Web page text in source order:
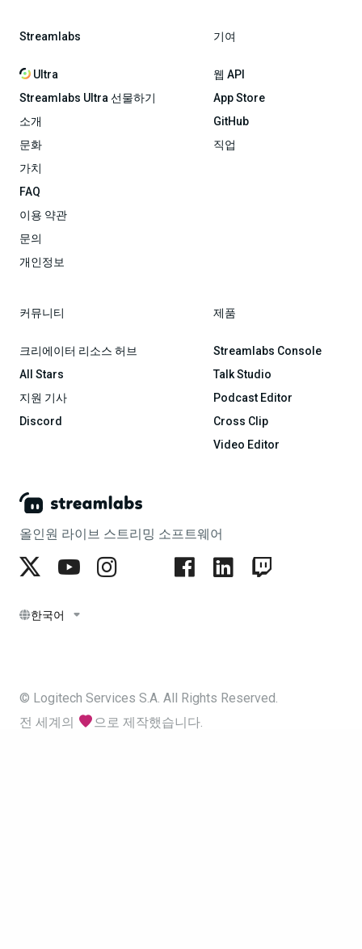
올인원 라이브 스트리밍 소프트웨어
한국어
Streamlabs
Ultra
Streamlabs Ultra 선물하기
소개
문화
가치
FAQ
이용 약관
문의
개인정보
기여
웹 API
App Store
GitHub
직업
커뮤니티
크리에이터 리소스 허브
All Stars
지원 기사
Discord
제품
Streamlabs Console
Talk Studio
Podcast Editor
Cross Clip
Video Editor
© Logitech Services S.A. All Rights Reserved.
전 세계의
으로 제작했습니다.